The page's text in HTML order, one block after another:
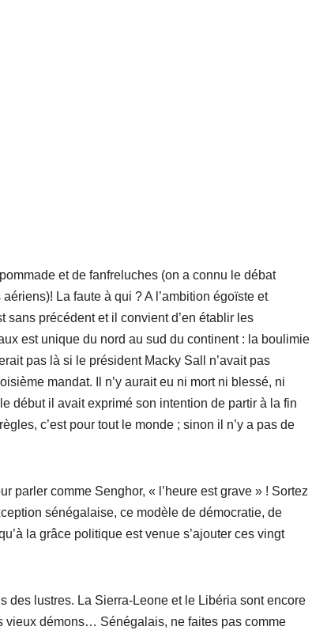
et de fanfreluches (on a connu le débat
La faute à qui ? A l’ambition égoïste et
précédent et il convient d’en établir les
est unique du nord au sud du continent : la boulimie
pas là si le président Macky Sall n’avait pas
mandat. Il n’y aurait eu ni mort ni blessé, ni
début il avait exprimé son intention de partir à la fin
c’est pour tout le monde ; sinon il n’y a pas de
parler comme Senghor, « l’heure est grave » ! Sortez
sénégalaise, ce modèle de démocratie, de
la grâce politique est venue s’ajouter ces vingt
des lustres. La Sierra-Leone et le Libéria sont encore
vieux démons… Sénégalais, ne faites pas comme